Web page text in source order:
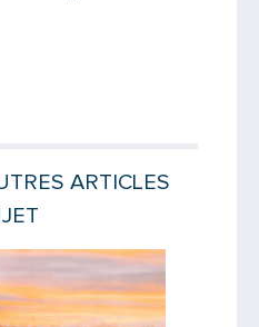
PARTAGER
ARTICLES